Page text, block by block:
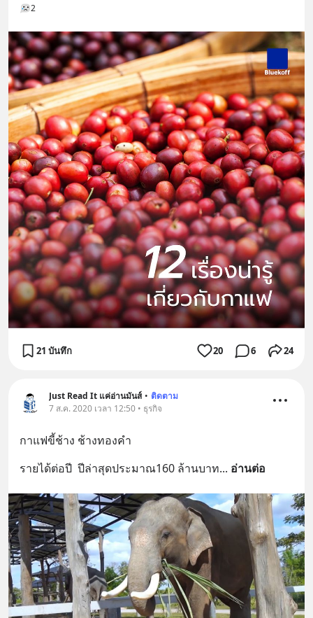
2
21 บันทึก 20 6 24
Just Read It แค่อ่านมันส์ • ติดตาม
7 ส.ค. 2020 เวลา 12:50 • ธุรกิจ
กาแฟขี้ช้าง ช้างทองคำ
รายได้ต่อปี  ปีล่าสุดประมาณ160 ล้านบาท... อ่านต่อ